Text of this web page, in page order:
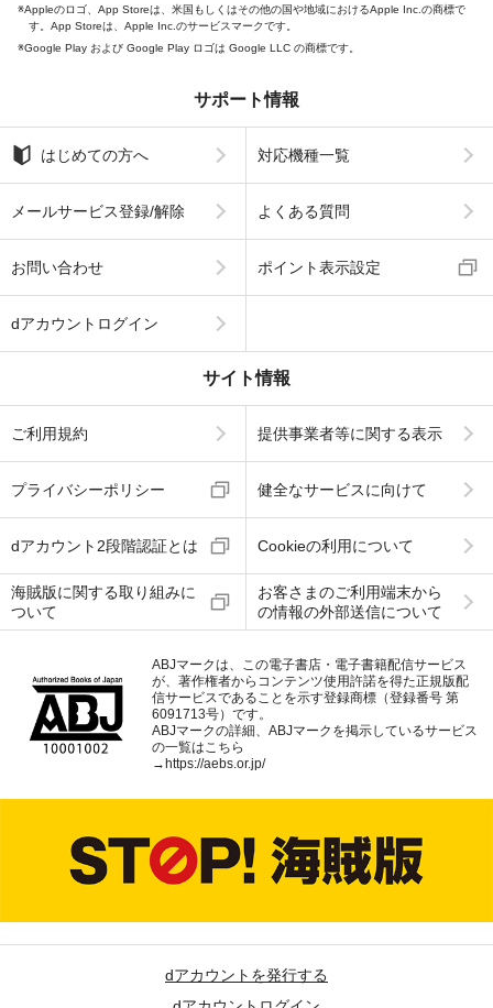
Appleのロゴ、App Storeは、米国もしくはその他の国や地域におけるApple Inc.の商標で
す。App Storeは、Apple Inc.のサービスマークです。
Google Play および Google Play ロゴは Google LLC の商標です。
サポート情報
はじめての方へ 対応機種一覧
メールサービス登録/解除 よくある質問
お問い合わせ ポイント表示設定
dアカウントログイン
サイト情報
ご利用規約 提供事業者等に関する表示
プライバシーポリシー 健全なサービスに向けて
dアカウント2段階認証とは Cookieの利用について
海賊版に関する取り組みに
ついて
お客さまのご利用端末から
の情報の外部送信について
ABJマークは、この電子書店・電子書籍配信サービス
が、著作権者からコンテンツ使用許諾を得た正規版配
信サービスであることを示す登録商標（登録番号 第
6091713号）です。
ABJマークの詳細、ABJマークを掲示しているサービス
の一覧はこちら
→ https://aebs.or.jp/
dアカウントを発行する